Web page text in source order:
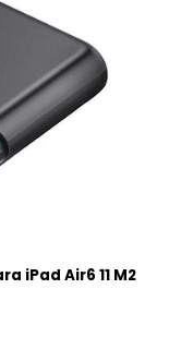
iPad Air6 11 M2